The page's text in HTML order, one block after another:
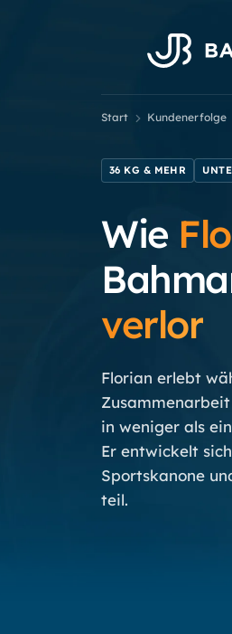
Start Kundenerfolge
36 KG & MEHR
Wie
verlor
Florian erlebt
in weniger als
Er entwickelt
Sportskanone
teil.